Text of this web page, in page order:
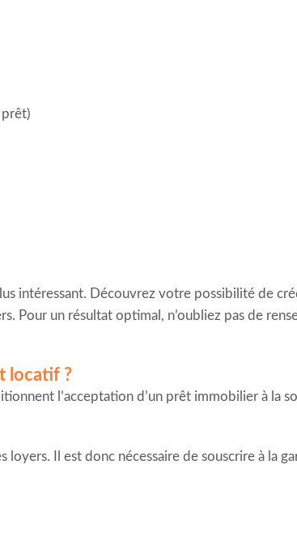
prêt)
intéressant. Découvrez votre possibilité de
Pour un résultat optimal, n’oubliez pas de
locatif ?
l’acceptation d’un prêt immobilier à la
Il est donc nécessaire de souscrire à la